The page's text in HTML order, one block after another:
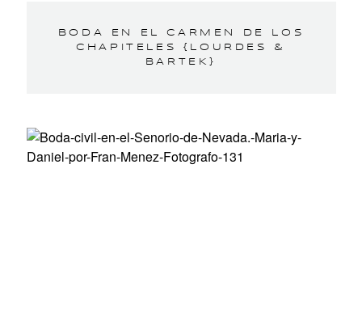
BODA EN EL CARMEN DE LOS
CHAPITELES {LOURDES &
BARTEK}